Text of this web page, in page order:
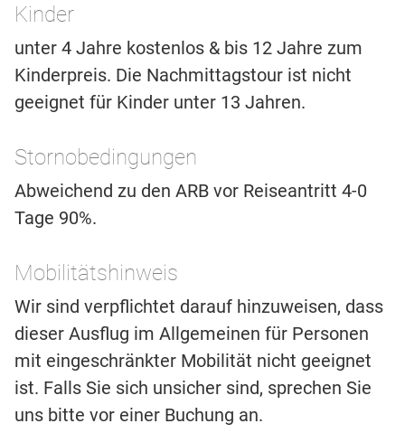
Kinder
unter 4 Jahre kostenlos & bis 12 Jahre zum
Kinderpreis. Die Nachmittagstour ist nicht
geeignet für Kinder unter 13 Jahren.
Stornobedingungen
Abweichend zu den ARB vor Reiseantritt 4-0
Tage 90%.
Mobilitätshinweis
Wir sind verpflichtet darauf hinzuweisen, dass
dieser Ausflug im Allgemeinen für Personen
mit eingeschränkter Mobilität nicht geeignet
ist. Falls Sie sich unsicher sind, sprechen Sie
uns bitte vor einer Buchung an.